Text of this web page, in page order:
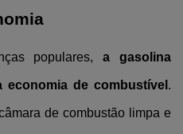
populares, a gasolina
de combustível .
de combustão limpa e